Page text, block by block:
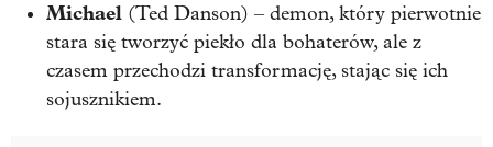
Michael (Ted Danson) – demon, który pierwotnie
stara się tworzyć piekło dla bohaterów, ale z
czasem przechodzi transformację, stając się ich
sojusznikiem.